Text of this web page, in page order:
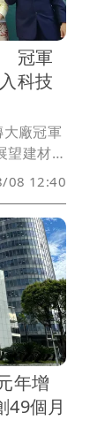
冠軍
科技
大廠冠軍
望建材
近期工
每月成
大成本壓
碳建材
結構，
石可降低
隔熱材
將力推
。
08 12:40
年增
個月